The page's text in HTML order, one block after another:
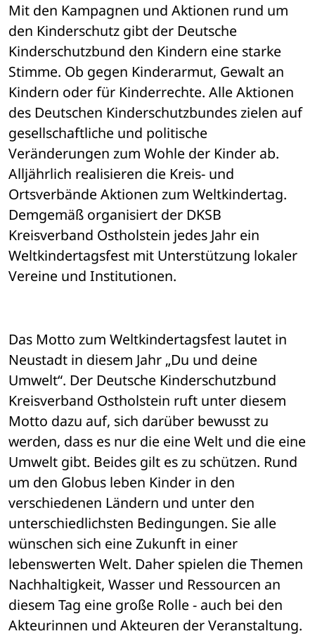
Mit den Kampagnen und Aktionen rund um
den Kinderschutz gibt der Deutsche
Kinderschutzbund den Kindern eine starke
Stimme. Ob gegen Kinderarmut, Gewalt an
Kindern oder für Kinderrechte. Alle Aktionen
des Deutschen Kinderschutzbundes zielen auf
gesellschaftliche und politische
Veränderungen zum Wohle der Kinder ab.
Alljährlich realisieren die Kreis- und
Ortsverbände Aktionen zum Weltkindertag.
Demgemäß organisiert der DKSB
Kreisverband Ostholstein jedes Jahr ein
Weltkindertagsfest mit Unterstützung lokaler
Vereine und Institutionen.
Das Motto zum Weltkindertagsfest lautet in
Neustadt in diesem Jahr „Du und deine
Umwelt“. Der Deutsche Kinderschutzbund
Kreisverband Ostholstein ruft unter diesem
Motto dazu auf, sich darüber bewusst zu
werden, dass es nur die eine Welt und die eine
Umwelt gibt. Beides gilt es zu schützen. Rund
um den Globus leben Kinder in den
verschiedenen Ländern und unter den
unterschiedlichsten Bedingungen. Sie alle
wünschen sich eine Zukunft in einer
lebenswerten Welt. Daher spielen die Themen
Nachhaltigkeit, Wasser und Ressourcen an
diesem Tag eine große Rolle - auch bei den
Akteurinnen und Akteuren der Veranstaltung.